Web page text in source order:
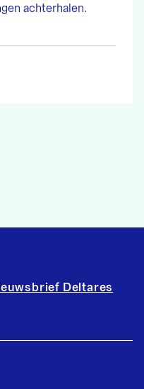
achterhalen.
Deltares